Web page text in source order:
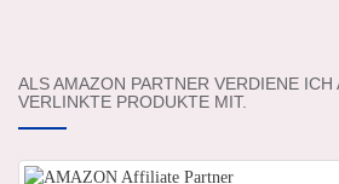
ALS AMAZON PARTNER VERDIENE ICH
VERLINKTE PRODUKTE MIT.